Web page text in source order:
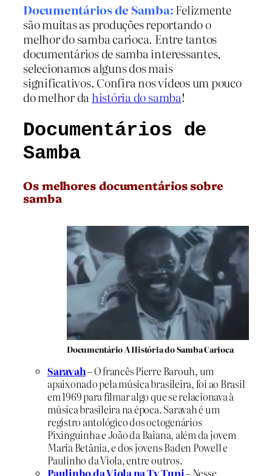
Documentários de Samba:Felizmente
são muitas as produções reportando o
melhor do samba carioca. Entre tantos
documentários de samba interessantes,
selecionamos alguns dos mais
significativos. Confira nos vídeos um pouco
do melhor da história do samba!
Documentários de
Samba
Os melhores documentários sobre
samba
Documentário A História do Samba Carioca
Saravah– O francês Pierre Barouh, um
apaixonado pela música brasileira, foi ao Brasil
em 1969 para filmar algo que se relacionava à
música brasileira na época. Saravah é um
registro antológico dos octogenários
Pixinguinha e João da Baiana, além da jovem
Maria Betânia, e dos jovens Baden Powell e
Paulinho da Viola, entre outros.
Paulinho da Viola na Tv Tupi– Nesse